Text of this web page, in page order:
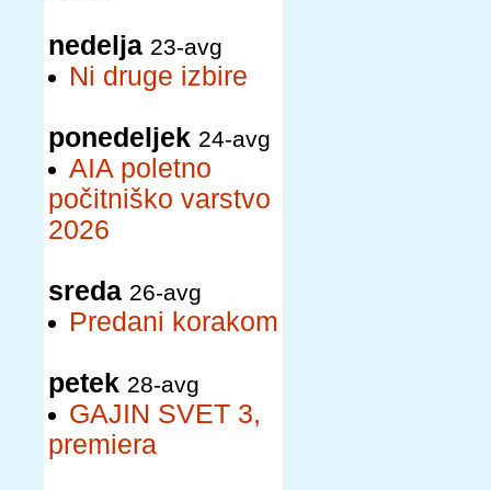
nedelja 23-avg
Ni druge izbire
ponedeljek 24-avg
AIA poletno
počitniško varstvo
2026
sreda 26-avg
Predani korakom
petek 28-avg
GAJIN SVET 3,
premiera